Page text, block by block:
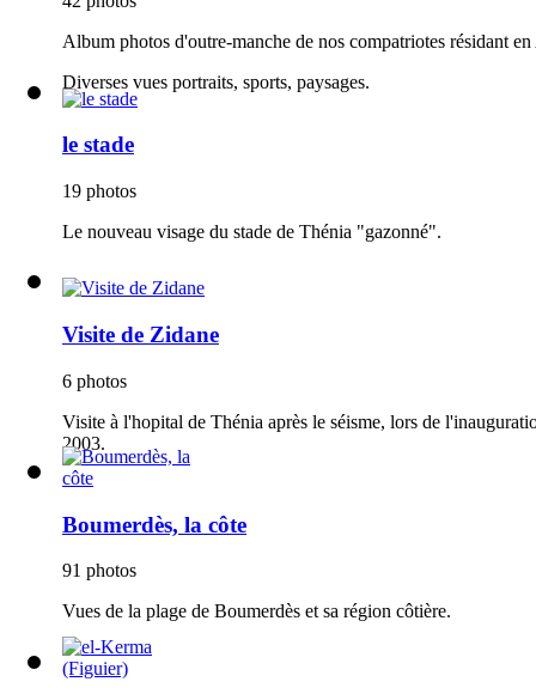
Album photos d'outre-manche de nos compatriotes résidant
Diverses vues portraits, sports, paysages.
le stade
19 photos
Le nouveau visage du stade de Thénia "gazonné".
Visite de Zidane
6 photos
Visite à l'hopital de Thénia après le séisme, lors de
2003.
Boumerdès, la côte
91 photos
Vues de la plage de Boumerdès et sa région côtière.